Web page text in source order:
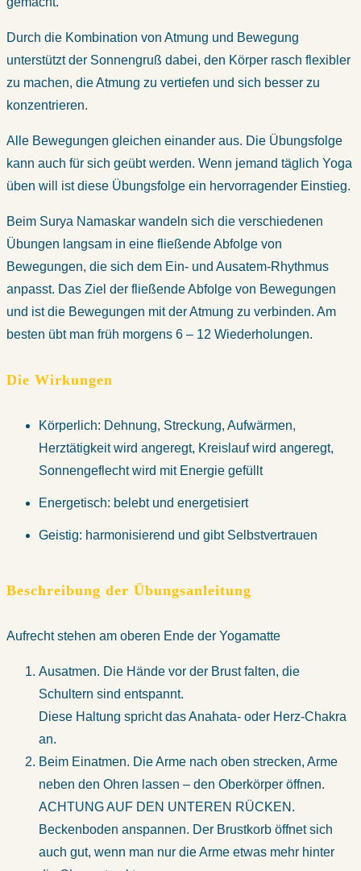
Durch die Kombination von Atmung und Bewegung
unterstützt der Sonnengruß dabei, den Körper rasch flexibler
zu machen, die Atmung zu vertiefen und sich besser zu
konzentrieren.
Alle Bewegungen gleichen einander aus. Die Übungsfolge
kann auch für sich geübt werden. Wenn jemand täglich Yoga
üben will ist diese Übungsfolge ein hervorragender Einstieg.
Beim Surya Namaskar wandeln sich die verschiedenen
Übungen langsam in eine fließende Abfolge von
Bewegungen, die sich dem Ein- und Ausatem-Rhythmus
anpasst. Das Ziel der fließende Abfolge von Bewegungen
und ist die Bewegungen mit der Atmung zu verbinden. Am
besten übt man früh morgens 6 – 12 Wiederholungen.
Die Wirkungen
Körperlich: Dehnung, Streckung, Aufwärmen,
Herztätigkeit wird angeregt, Kreislauf wird angeregt,
Sonnengeflecht wird mit Energie gefüllt
Energetisch: belebt und energetisiert
Geistig: harmonisierend und gibt Selbstvertrauen
Beschreibung der Übungsanleitung
Aufrecht stehen am oberen Ende der Yogamatte
Ausatmen. Die Hände vor der Brust falten, die
Schultern sind entspannt.
Diese Haltung spricht das Anahata- oder Herz-Chakra
an.
Beim Einatmen. Die Arme nach oben strecken, Arme
neben den Ohren lassen – den Oberkörper öffnen.
ACHTUNG AUF DEN UNTEREN RÜCKEN.
Beckenboden anspannen. Der Brustkorb öffnet sich
auch gut, wenn man nur die Arme etwas mehr hinter